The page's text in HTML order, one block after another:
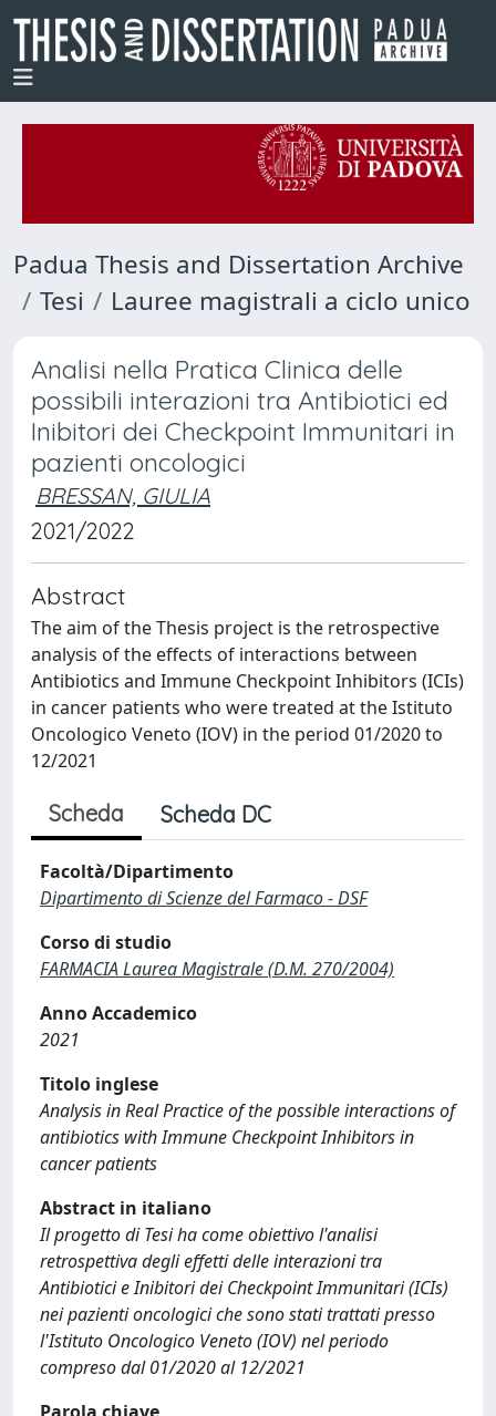
Padua Thesis and Dissertation Archive
Tesi
Lauree magistrali a ciclo unico
Analisi nella Pratica Clinica delle
possibili interazioni tra Antibiotici ed
Inibitori dei Checkpoint Immunitari in
pazienti oncologici
BRESSAN, GIULIA
2021/2022
Abstract
The aim of the Thesis project is the retrospective
analysis of the effects of interactions between
Antibiotics and Immune Checkpoint Inhibitors (ICIs)
in cancer patients who were treated at the Istituto
Oncologico Veneto (IOV) in the period 01/2020 to
12/2021
Scheda Scheda DC
Facoltà/Dipartimento
Dipartimento di Scienze del Farmaco - DSF
Corso di studio
FARMACIA Laurea Magistrale (D.M. 270/2004)
Anno Accademico
2021
Titolo inglese
Analysis in Real Practice of the possible interactions of
antibiotics with Immune Checkpoint Inhibitors in
cancer patients
Abstract in italiano
Il progetto di Tesi ha come obiettivo l'analisi
retrospettiva degli effetti delle interazioni tra
Antibiotici e Inibitori dei Checkpoint Immunitari (ICIs)
nei pazienti oncologici che sono stati trattati presso
l'Istituto Oncologico Veneto (IOV) nel periodo
compreso dal 01/2020 al 12/2021